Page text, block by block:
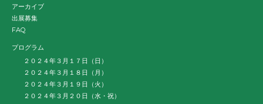
アーカイブ
出展募集
FAQ
プログラム
２０２４年３月１７日（日）
２０２４年３月１８日（月）
２０２４年３月１９日（火）
２０２４年３月２０日（水・祝）